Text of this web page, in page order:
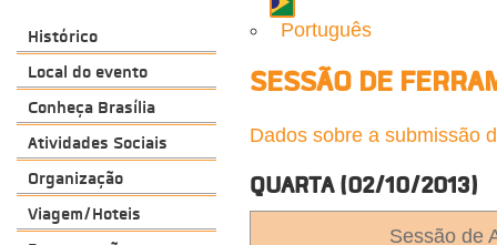
Histórico
Local do evento
Conheça Brasília
Atividades Sociais
Organização
Viagem/Hoteis
Português
SESSÃO DE
Dados sobre a submissão
QUARTA (02/10/2013)
Sessão de